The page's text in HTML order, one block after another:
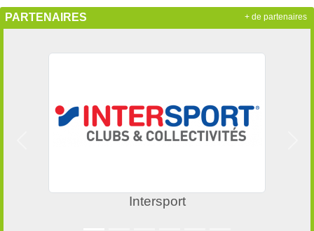
PARTENAIRES
Intersport
+ de partenaires